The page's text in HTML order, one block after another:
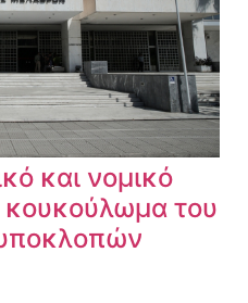
και νομικό
κουκούλωμα του